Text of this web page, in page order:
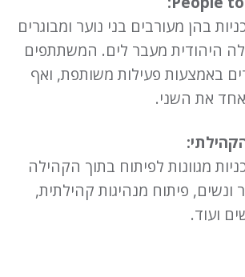
בהן מעורבים בני נוער ומבוגרים
היהודית מעבר לים. המשתתפים
באמצעות פעילות משותפת, ואף
אחד את השני.
מגוונות לפיתוח בתוך הקהילה
ונשים, פיתוח מנהיגות קהילתית,
ועוד.